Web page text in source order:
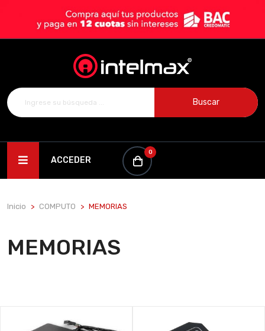
Buscar
ACCEDER
0
Inicio COMPUTO MEMORIAS
MEMORIAS